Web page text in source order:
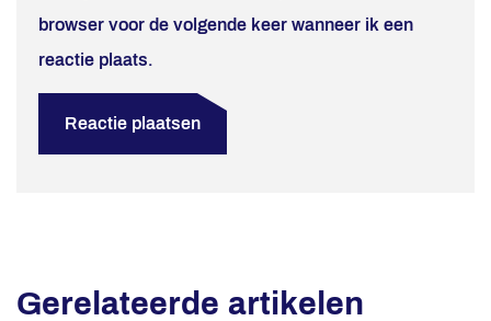
browser voor de volgende keer wanneer ik een
reactie plaats.
Gerelateerde artikelen